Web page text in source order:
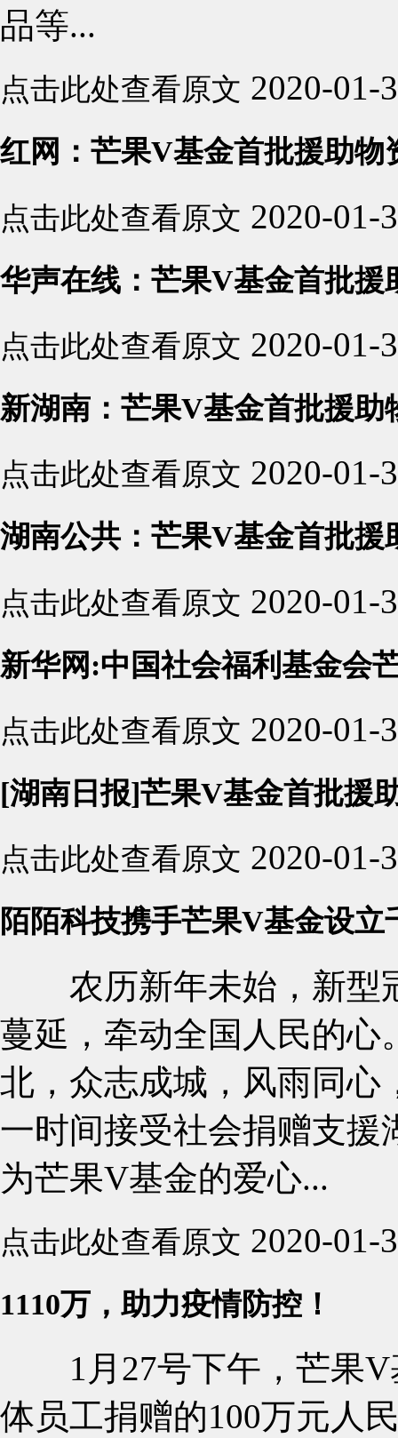
品等...
点击此处查看原文 2020-01-
红网：芒果V基金首批援助物
点击此处查看原文 2020-01-
华声在线：芒果V基金首批援
点击此处查看原文 2020-01-
新湖南：芒果V基金首批援助
点击此处查看原文 2020-01-
湖南公共：芒果V基金首批援
点击此处查看原文 2020-01-
新华网:中国社会福利基金会
点击此处查看原文 2020-01-
[湖南日报]芒果V基金首批援
点击此处查看原文 2020-01-
陌陌科技携手芒果V基金设
农历新年未始，新型
蔓延，牵动全国人民的心
北，众志成城，风雨同
一时间接受社会捐赠支援
为芒果V基金的爱心...
点击此处查看原文 2020-01-
1110万，助力疫情防控！
1月27号下午，芒果V
体员工捐赠的100万元人